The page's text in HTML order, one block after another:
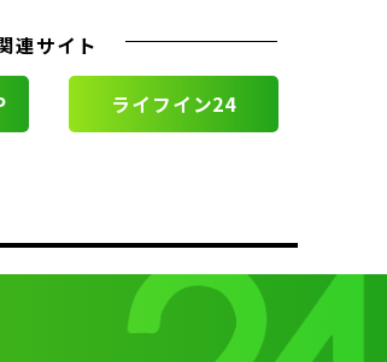
ライフイン24
連サイト